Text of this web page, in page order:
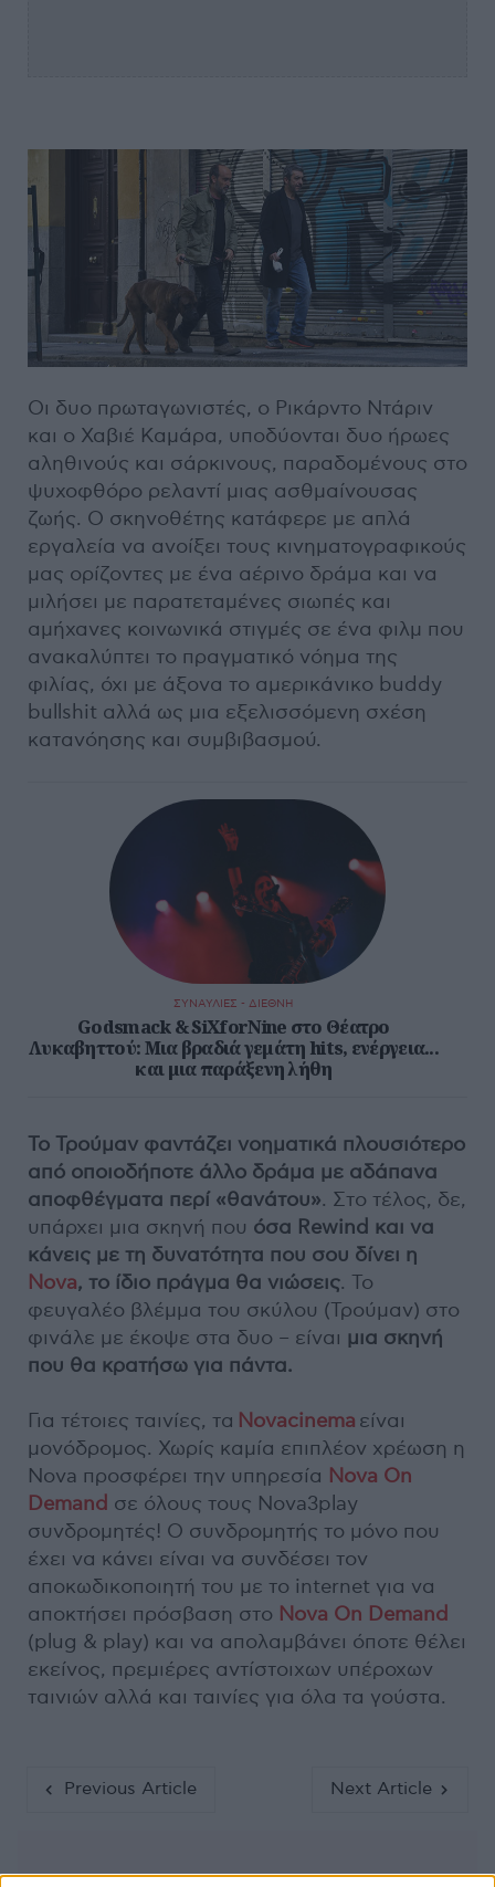
Οι δυο πρωταγωνιστές, ο Ρικάρντο Ντάριν
και ο Χαβιέ Καμάρα, υποδύονται δυο ήρωες
αληθινούς και σάρκινους, παραδομένους στο
ψυχοφθόρο ρελαντί μιας ασθμαίνουσας
ζωής. Ο σκηνοθέτης κατάφερε με απλά
εργαλεία να ανοίξει τους κινηματογραφικούς
μας ορίζοντες με ένα αέρινο δράμα και να
μιλήσει με παρατεταμένες σιωπές και
αμήχανες κοινωνικά στιγμές σε ένα φιλμ που
ανακαλύπτει το πραγματικό νόημα της
φιλίας, όχι με άξονα το αμερικάνικο buddy
bullshit αλλά ως μια εξελισσόμενη σχέση
κατανόησης και συμβιβασμού.
ΣΥΝΑΥΛΙΕΣ - ΔΙΕΘΝΗ
Godsmack & SiXforNine στο Θέατρο
Λυκαβηττού: Μια βραδιά γεμάτη hits, ενέργεια...
και μια παράξενη λήθη
Το Τρούμαν φαντάζει νοηματικά πλουσιότερο
από οποιοδήποτε άλλο δράμα με αδάπανα
αποφθέγματα περί «θανάτου». Στο τέλος, δε,
υπάρχει μια σκηνή που όσα Rewind και να
κάνεις με τη δυνατότητα που σου δίνει η
Nova, το ίδιο πράγμα θα νιώσεις. Το
φευγαλέο βλέμμα του σκύλου (Τρούμαν) στο
φινάλε με έκοψε στα δυο – είναι μια σκηνή
που θα κρατήσω για πάντα.
Για τέτοιες ταινίες, τα Novacinema είναι
μονόδρομος. Χωρίς καμία επιπλέον χρέωση η
Nova πρoσφέρει την υπηρεσία Nova On
Demand σε όλους τους Nova3play
συνδρομητές! Ο συνδρομητής το μόνο που
έχει να κάνει είναι να συνδέσει τον
αποκωδικοποιητή του με το internet για να
αποκτήσει πρόσβαση στο Nova On Demand
(plug & play) και να απολαμβάνει όποτε θέλει
εκείνος, πρεμιέρες αντίστοιχων υπέροχων
ταινιών αλλά και ταινίες για όλα τα γούστα.
Previous Article Next Article